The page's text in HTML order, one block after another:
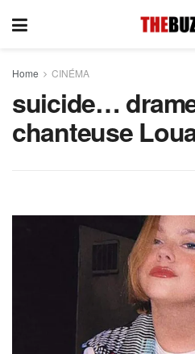
Home CINÉMA
suicide…
chanteuse